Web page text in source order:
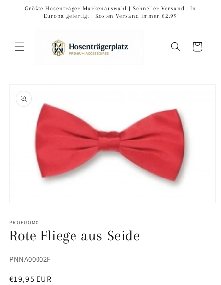
zumGrößte Hosenträger-Markenauswahl | Schneller Versand | In
Europa gefertigt | Kosten Versand immer €2,99
Warenkorb
in
öffnen
PROFUOMO
Rote Fliege aus Seide
SKU:
PNNA00002F
Normaler
€19,95 EUR